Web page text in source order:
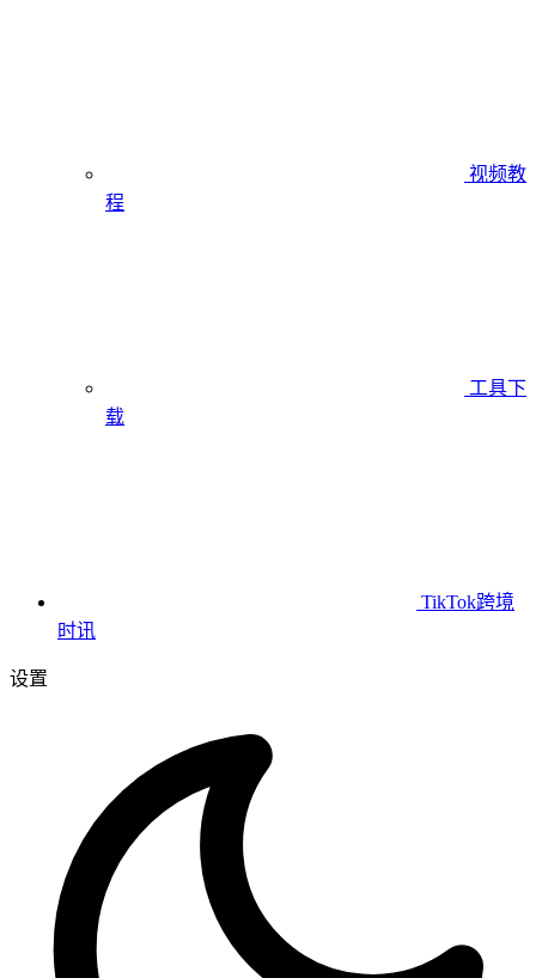
视频教
程
工具下
载
TikTok跨境
时讯
设置